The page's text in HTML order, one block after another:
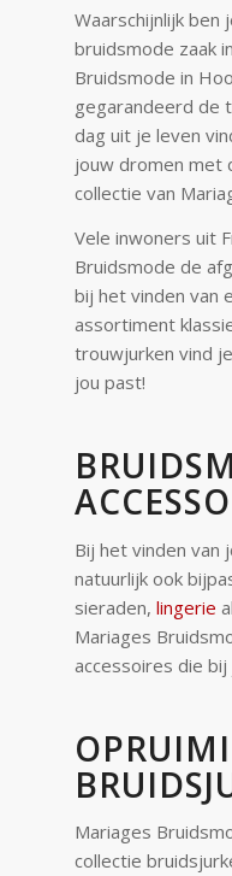
Waarschijnlijk ben
bruidsmode zaak
Bruidsmode in
gegarandeerd de
dag uit je leven
jouw dromen met
collectie van
Vele inwoners uit
Bruidsmode de
bij het vinden van
assortiment
trouwjurken vind
jou past!
Bij het vinden
natuurlijk ook
sieraden,lingerie
Mariages
accessoires die
Mariages
collectie